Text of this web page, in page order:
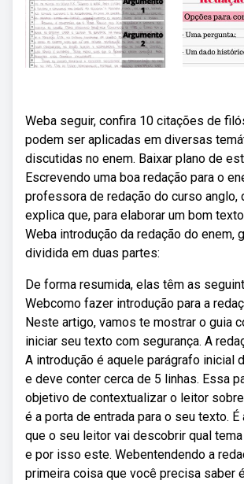
Weba seguir, confira 10 citações de
podem ser aplicadas em diversas
discutidas no enem. Baixar plano de
Escrevendo uma boa redação para o
professora de redação do curso anglo,
explica que, para elaborar um bom
Weba introdução da redação do enem,
dividida em duas partes:
De forma resumida, elas têm as
Webcomo fazer introdução para a
Neste artigo, vamos te mostrar o guia
iniciar seu texto com segurança. A
A introdução é aquele parágrafo inicial
e deve conter cerca de 5 linhas. Essa
objetivo de contextualizar o leitor
é a porta de entrada para o seu texto.
que o seu leitor vai descobrir qual
e por isso este. Webentendendo a
primeira coisa que você precisa saber